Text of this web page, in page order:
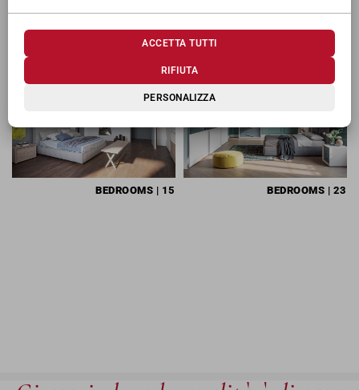
PERSONALIZZA
RIFIUTA
ACCETTA TUTTI
BEDROOMS | 15 BEDROOMS | 23